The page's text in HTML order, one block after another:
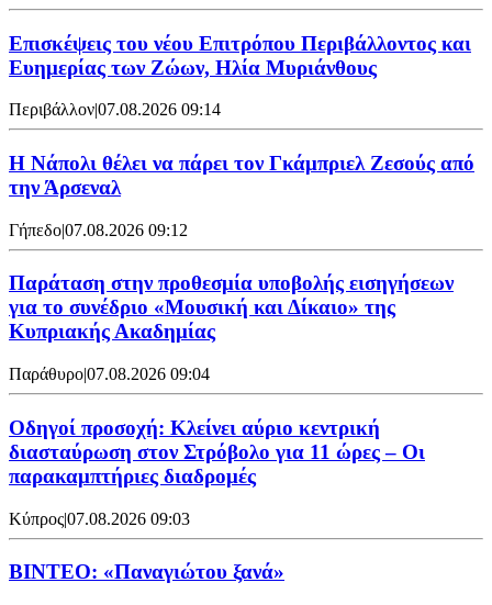
Επισκέψεις του νέου Επιτρόπου Περιβάλλοντος και
Ευημερίας των Ζώων, Ηλία Μυριάνθους
Περιβάλλον|07.08.2026 09:14
Η Νάπολι θέλει να πάρει τον Γκάμπριελ Ζεσούς από
την Άρσεναλ
Γήπεδο|07.08.2026 09:12
Παράταση στην προθεσμία υποβολής εισηγήσεων
για το συνέδριο «Μουσική και Δίκαιο» της
Κυπριακής Ακαδημίας
Παράθυρο|07.08.2026 09:04
Οδηγοί προσοχή: Κλείνει αύριο κεντρική
διασταύρωση στον Στρόβολο για 11 ώρες – Οι
παρακαμπτήριες διαδρομές
Κύπρος|07.08.2026 09:03
ΒΙΝΤΕΟ: «Παναγιώτου ξανά»